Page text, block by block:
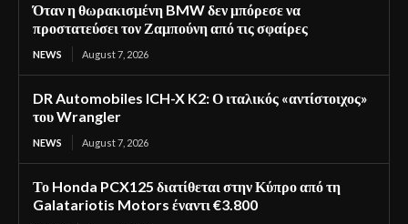
Όταν η θωρακισμένη BMW δεν μπόρεσε να
προστατεύσει τον Ζαμπούνη από τις σφαίρες
NEWS August 7, 2026
DR Automobiles ICH-X K2: Ο ιταλικός «αντίστοιχος»
του Wrangler
NEWS August 7, 2026
Το Honda PCX125 διατίθεται στην Κύπρο από τη
Galatariotis Motors έναντι €3.800